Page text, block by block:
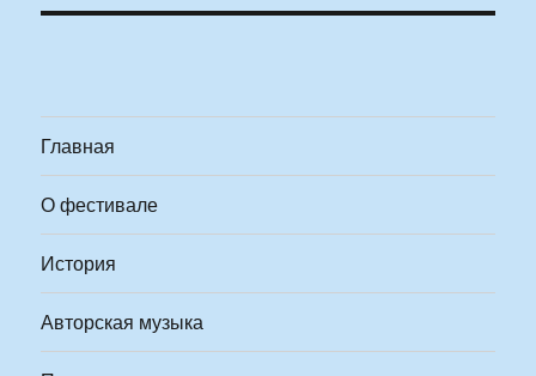
Главная
О фестивале
История
Авторская музыка